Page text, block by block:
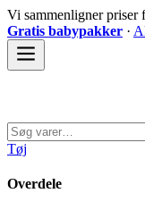
Spring
til
indhold
Vi sammenligner priser
Gratis babypakker ·
Søg
efter:
Tøj
Overdele